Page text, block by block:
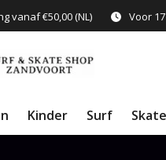
vanaf €50,00 (NL) Voor
Kinder Surf Skate